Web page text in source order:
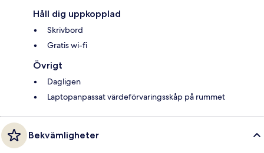
Håll dig uppkopplad
Skrivbord
Gratis wi-fi
Övrigt
Dagligen
Laptopanpassat värdeförvaringsskåp på rummet
Bekvämligheter